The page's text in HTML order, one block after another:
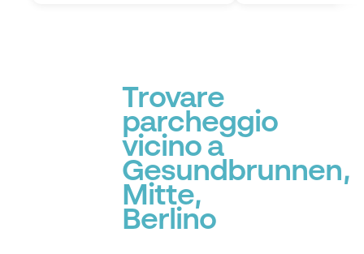
Trovare
parcheggio
vicino a
Gesundbrunnen,
Mitte,
Berlino